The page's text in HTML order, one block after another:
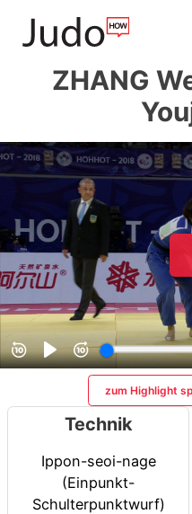
ZHANG
zum Highlight
Technik
Ippon-seoi-nage
(Einpunkt-
Schulterpunktwurf)